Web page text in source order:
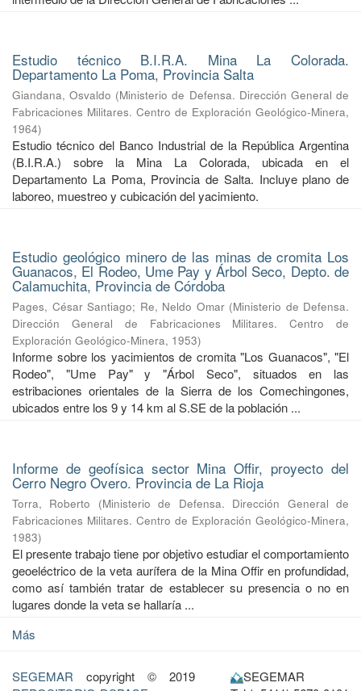
Estudio técnico B.I.R.A. Mina La Colorada.
Departamento La Poma, Provincia Salta
Giandana, Osvaldo (Ministerio de Defensa. Dirección General de
Fabricaciones Militares. Centro de Exploración Geológico-Minera,
1964)
Estudio técnico del Banco Industrial de la República Argentina
(B.I.R.A.) sobre la Mina La Colorada, ubicada en el
Departamento La Poma, Provincia de Salta. Incluye plano de
laboreo, muestreo y cubicación del yacimiento.
Estudio geológico minero de las minas de cromita Los
Guanacos, El Rodeo, Ume Pay y Árbol Seco, Depto. de
Calamuchita, Provincia de Córdoba
Pages, César Santiago; Re, Neldo Omar (Ministerio de Defensa.
Dirección General de Fabricaciones Militares. Centro de
Exploración Geológico-Minera, 1953)
Informe sobre los yacimientos de cromita "Los Guanacos", "El
Rodeo", "Ume Pay" y "Árbol Seco", situados en las
estribaciones orientales de la Sierra de los Comechingones,
ubicados entre los 9 y 14 km al S.SE de la población ...
Informe de geofísica sector Mina Offir, proyecto del
Cerro Negro Overo. Provincia de La Rioja
Torra, Roberto (Ministerio de Defensa. Dirección General de
Fabricaciones Militares. Centro de Exploración Geológico-Minera,
1983)
El presente trabajo tiene por objetivo estudiar el comportamiento
geoeléctrico de la veta aurífera de la Mina Offir en profundidad,
como así también tratar de establecer su presencia o no en
lugares donde la veta se hallaría ...
Más
SEGEMAR copyright © 2019
SEGEMAR